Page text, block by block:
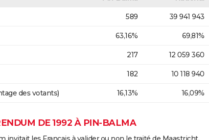
589 39 941 943
63,16% 69,81%
217 12 059 360
182 10 118 940
des votants) 16,13% 16,09%
DE 1992 À PIN-BALMA